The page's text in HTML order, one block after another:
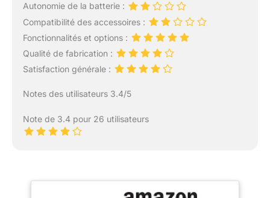
Autonomie de la batterie :
Compatibilité des accessoires :
Fonctionnalités et options :
Qualité de fabrication :
Satisfaction générale :
Notes des utilisateurs 3.4/5
Note de 3.4 pour 26 utilisateurs